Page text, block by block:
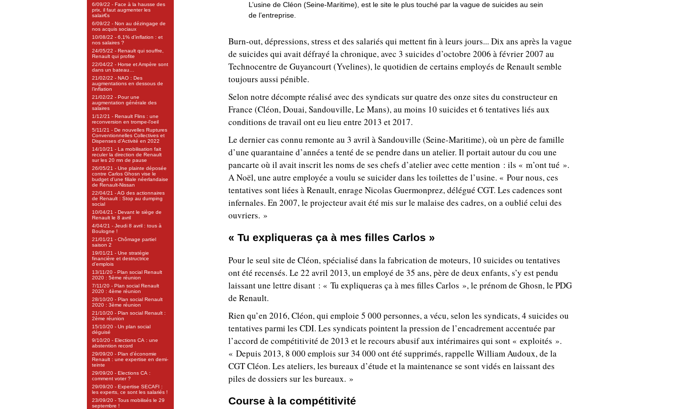
6/09/22 - Face à la hausse des
prix, il faut augmenter les
salair€s
6/09/22 - Non au dézingage de
nos acquis sociaux
10/08/22 - 6,1% d’inflation : et
nos salaires ?
24/05/22 - Renault qui souffre,
Renault qui profite
22/04/22 - Horse et Ampère sont
dans un bateau…
21/02/22 - NAO : Des
augmentations en dessous de
l’inflation
21/02/22 - Pour une
augmentation générale des
salaires
1/12/21 - Renault Flins : une
reconversion en trompe-l’oeil
5/11/21 - De nouvelles Ruptures
Conventionnelles Collectives et
Dispenses d’Activité en 2022
14/10/21 - La mobilisation fait
reculer la direction de Renault
sur les 20 mn de pause
26/05/21 - Une plainte déposée
contre Carlos Ghosn vise le
budget d’une filiale néerlandaise
de Renault-Nissan
22/04/21 - AG des actionnaires
de Renault : Stop au dumping
social
10/04/21 - Devant le siège de
Renault le 8 avril
4/04/21 - Jeudi 8 avril : tous à
Boulogne !
21/01/21 - Chômage partiel
saison 2
19/01/21 - Une stratégie
financière et destructrice
d’emplois
13/11/20 - Plan social Renault
2020 : 5ème réunion
7/11/20 - Plan social Renault
2020 : 4ème réunion
28/10/20 - Plan social Renault
2020 : 3ème réunion
21/10/20 - Plan social Renault :
2ème réunion
15/10/20 - Un plan social
déguisé
9/10/20 - Elections CA : une
abstention record
29/09/20 - Plan d’économie
Renault : une expertise en demi-
teinte
29/09/20 - Elections CA :
comment voter ?
29/09/20 - Expertise SECAFI :
les experts, ce sont les salariés !
23/09/20 - Tous mobilisés le 29
septembre !
L’usine de Cléon (Seine-Maritime), est le site le plus touché par la vague de suicides au sein
de l’entreprise.
Burn-out, dépressions, stress et des salariés qui mettent fin à leurs jours... Dix ans après la vague
de suicides qui avait défrayé la chronique, avec 3 suicides d’octobre 2006 à février 2007 au
Technocentre de Guyancourt (Yvelines), le quotidien de certains employés de Renault semble
toujours aussi pénible.
Selon notre décompte réalisé avec des syndicats sur quatre des onze sites du constructeur en
France (Cléon, Douai, Sandouville, Le Mans), au moins 10 suicides et 6 tentatives liés aux
conditions de travail ont eu lieu entre 2013 et 2017.
Le dernier cas connu remonte au 3 avril à Sandouville (Seine-Maritime), où un père de famille
d’une quarantaine d’années a tenté de se pendre dans un atelier. Il portait autour du cou une
pancarte où il avait inscrit les noms de ses chefs d’atelier avec cette mention : ils « m’ont tué ».
A Noël, une autre employée a voulu se suicider dans les toilettes de l’usine. « Pour nous, ces
tentatives sont liées à Renault, enrage Nicolas Guermonprez, délégué CGT. Les cadences sont
infernales. En 2007, le projecteur avait été mis sur le malaise des cadres, on a oublié celui des
ouvriers. »
« Tu expliqueras ça à mes filles Carlos »
Pour le seul site de Cléon, spécialisé dans la fabrication de moteurs, 10 suicides ou tentatives
ont été recensés. Le 22 avril 2013, un employé de 35 ans, père de deux enfants, s’y est pendu
laissant une lettre disant : « Tu expliqueras ça à mes filles Carlos », le prénom de Ghosn, le PDG
de Renault.
Rien qu’en 2016, Cléon, qui emploie 5 000 personnes, a vécu, selon les syndicats, 4 suicides ou
tentatives parmi les CDI. Les syndicats pointent la pression de l’encadrement accentuée par
l’accord de compétitivité de 2013 et le recours abusif aux intérimaires qui sont « exploités ».
« Depuis 2013, 8 000 emplois sur 34 000 ont été supprimés, rappelle William Audoux, de la
CGT Cléon. Les ateliers, les bureaux d’étude et la maintenance se sont vidés en laissant des
piles de dossiers sur les bureaux. »
Course à la compétitivité